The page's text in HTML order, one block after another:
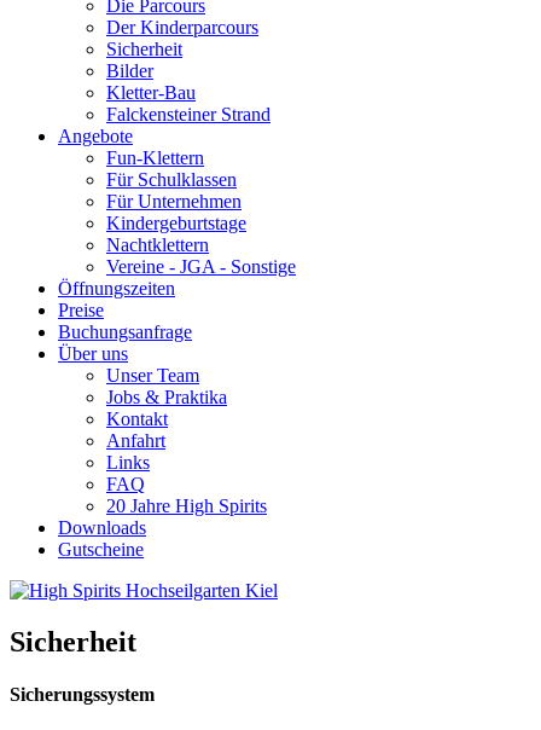
Die Parcours
Der Kinderparcours
Sicherheit
Bilder
Kletter-Bau
Falckensteiner Strand
Angebote
Fun-Klettern
Für Schulklassen
Für Unternehmen
Kindergeburtstage
Nachtklettern
Vereine - JGA - Sonstige
Öffnungszeiten
Preise
Buchungsanfrage
Über uns
Unser Team
Jobs & Praktika
Kontakt
Anfahrt
Links
FAQ
20 Jahre High Spirits
Downloads
Gutscheine
Sicherheit
Sicherungssystem